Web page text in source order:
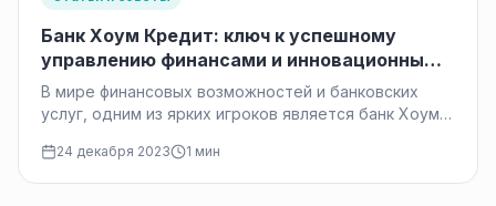
Банк Хоум Кредит: ключ к успешному
управлению финансами и инновационным
возможностям
В мире финансовых возможностей и банковских
услуг, одним из ярких игроков является банк Хоум
24 декабря 2023 1 мин